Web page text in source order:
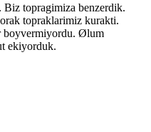
Biz topragimiza benzerdik.
topraklarimiz kurakti.
boyvermiyordu. Ølum
ekiyorduk.